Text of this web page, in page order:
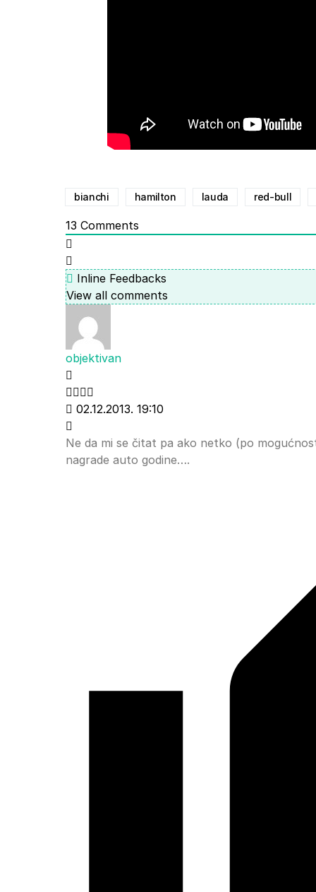
bianchi hamilton lauda red-bull
13 Comments
Inline Feedbacks
View all comments
objektivan
02.12.2013. 19:10
Ne da mi se čitat pa ako netko (po
nagrade auto godine….